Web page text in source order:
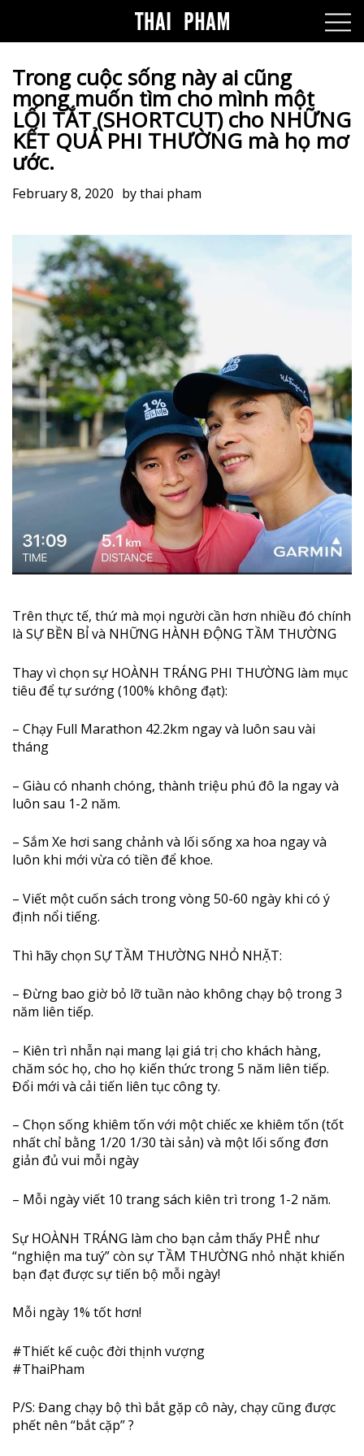
Trong cuộc sống này ai cũng
mong muốn tìm cho mình một
LỐI TẮT (SHORTCUT) cho NHỮNG
KẾT QUẢ PHI THƯỜNG mà họ mơ
ước.
February 8, 2020 bythai pham
Trên thực tế, thứ mà mọi người cần hơn nhiều đó chính
là SỰ BỀN BỈ và NHỮNG HÀNH ĐỘNG TẦM THƯỜNG
Thay vì chọn sự HOÀNH TRÁNG PHI THƯỜNG làm mục
tiêu để tự sướng (100% không đạt):
– Chạy Full Marathon 42.2km ngay và luôn sau vài
tháng
– Giàu có nhanh chóng, thành triệu phú đô la ngay và
luôn sau 1-2 năm.
– Sắm Xe hơi sang chảnh và lối sống xa hoa ngay và
luôn khi mới vừa có tiền để khoe.
– Viết một cuốn sách trong vòng 50-60 ngày khi có ý
định nổi tiếng.
Thì hãy chọn SỰ TẦM THƯỜNG NHỎ NHẶT:
– Đừng bao giờ bỏ lỡ tuần nào không chạy bộ trong 3
năm liên tiếp.
– Kiên trì nhẫn nại mang lại giá trị cho khách hàng,
chăm sóc họ, cho họ kiến thức trong 5 năm liên tiếp.
Đổi mới và cải tiến liên tục công ty.
– Chọn sống khiêm tốn với một chiếc xe khiêm tốn (tốt
nhất chỉ bằng 1/20 1/30 tài sản) và một lối sống đơn
giản đủ vui mỗi ngày
– Mỗi ngày viết 10 trang sách kiên trì trong 1-2 năm.
Sự HOÀNH TRÁNG làm cho bạn cảm thấy PHÊ như
“nghiện ma tuý” còn sự TẦM THƯỜNG nhỏ nhặt khiến
bạn đạt được sự tiến bộ mỗi ngày!
Mỗi ngày 1% tốt hơn!
#Thiết kế cuộc đời thịnh vượng
#ThaiPham
P/S: Đang chạy bộ thì bắt gặp cô này, chạy cũng được
phết nên “bắt cặp”?